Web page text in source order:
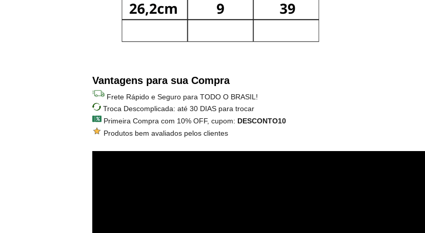
Vantagens para sua Compra
Frete Rápido e Seguro para TODO O BRASIL!
Troca Descomplicada: até 30 DIAS para trocar
Primeira Compra com 10% OFF, cupom: DESCONTO10
Produtos bem avaliados pelos clientes